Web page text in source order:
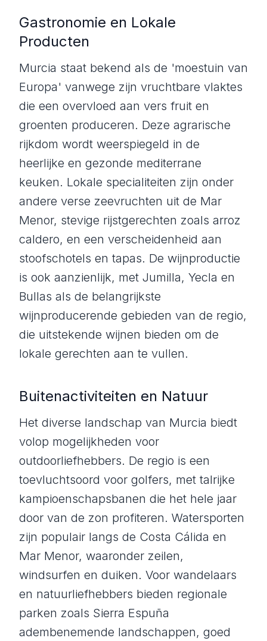
Gastronomie en Lokale
Producten
Murcia staat bekend als de 'moestuin van
Europa' vanwege zijn vruchtbare vlaktes
die een overvloed aan vers fruit en
groenten produceren. Deze agrarische
rijkdom wordt weerspiegeld in de
heerlijke en gezonde mediterrane
keuken. Lokale specialiteiten zijn onder
andere verse zeevruchten uit de Mar
Menor, stevige rijstgerechten zoals arroz
caldero, en een verscheidenheid aan
stoofschotels en tapas. De wijnproductie
is ook aanzienlijk, met Jumilla, Yecla en
Bullas als de belangrijkste
wijnproducerende gebieden van de regio,
die uitstekende wijnen bieden om de
lokale gerechten aan te vullen.
Buitenactiviteiten en Natuur
Het diverse landschap van Murcia biedt
volop mogelijkheden voor
outdoorliefhebbers. De regio is een
toevluchtsoord voor golfers, met talrijke
kampioenschapsbanen die het hele jaar
door van de zon profiteren. Watersporten
zijn populair langs de Costa Cálida en
Mar Menor, waaronder zeilen,
windsurfen en duiken. Voor wandelaars
en natuurliefhebbers bieden regionale
parken zoals Sierra Espuña
adembenemende landschappen, goed